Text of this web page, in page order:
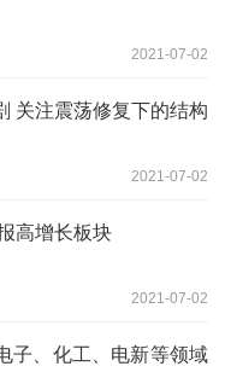
2021-07-02
关注震荡修复下的结构
2021-07-02
高增长板块
2021-07-02
子、化工、电新等领域